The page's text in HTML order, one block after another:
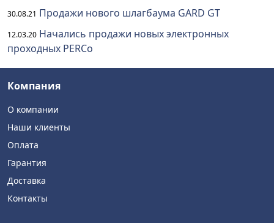
30.08.21 Продажи нового шлагбаума GARD GT
12.03.20 Начались продажи новых электронных
проходных PERCo
Компания
О компании
Наши клиенты
Оплата
Гарантия
Доставка
Контакты